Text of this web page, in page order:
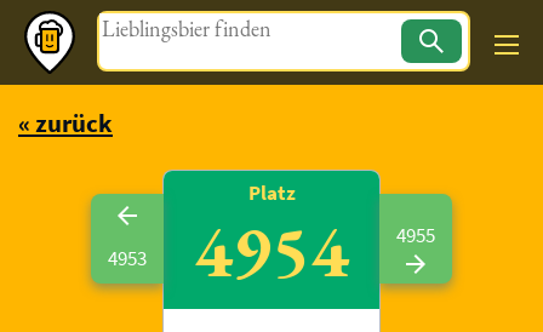
Magazin
« zurück
4953
Platz
4954 4955